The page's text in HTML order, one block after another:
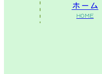
ホーム